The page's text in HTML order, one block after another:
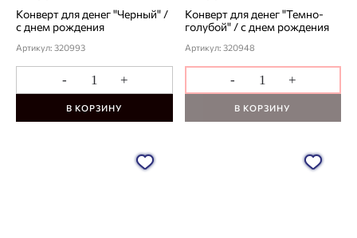
Конверт для денег "Черный" /
с днем рождения
Артикул: 320993
- +
В КОРЗИНУ
Конверт для денег "Темно-
голубой" / с днем рождения
Артикул: 320948
- +
В КОРЗИНУ